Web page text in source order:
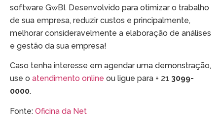
software GwBI. Desenvolvido para otimizar o trabalho
de sua empresa, reduzir custos e principalmente,
melhorar consideravelmente a elaboração de análises
e gestão da sua empresa!
Caso tenha interesse em agendar uma demonstração,
use o atendimento online ou ligue para + 21 3099-
0000.
Fonte: Oficina da Net